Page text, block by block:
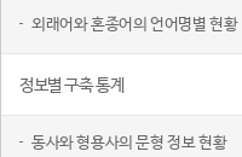
외래어와 혼종어의 언어명별 현황
정보별 구축 통계
동사와 형용사의 문형 정보 현황